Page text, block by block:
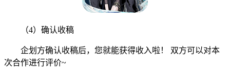
（4）确认收稿
企划方确认收稿后，您就能获得收入啦！ 双方可以对本
次合作进行评价~